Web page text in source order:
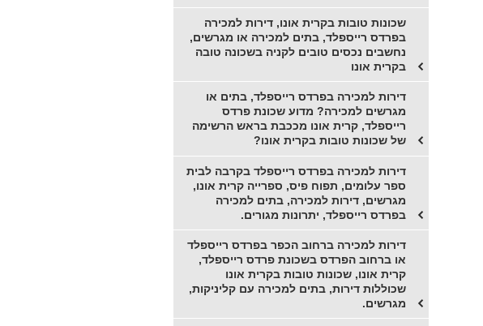
שכונות טובות בקרית אונו, דירות למכירה
בפרדס רייספלד, בתים למכירה או מגרשים,
נחשבים נכסים טובים לקניה בשכונה טובה
בקרית אונו
דירות למכירה בפרדס רייספלד, בתים או
מגרשים למכירה? מדוע שכונת פרדס
רייספלד, קרית אונו מככבת בראש הרשימה
של שכונות טובות בקרית אונו?
דירות למכירה בפרדס רייספלד בקרבה לבית
ספר עלומים, תפוח פיס, ספרייה קרית אונו,
מגרשים, דירות למכירה, בתים למכירה
בפרדס רייספלד, יתרונות מגורים.
דירות למכירה ברחוב הכפר בפרדס רייספלד
או ברחוב הפרדס בשכונת פרדס רייספלד,
קרית אונו, שכונות טובות בקרית אונו
שכוללות דירות, בתים למכירה עם קליניקות,
מגרשים.